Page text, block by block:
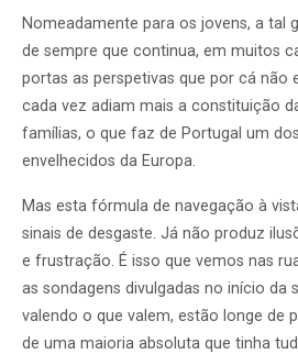
Nomeadamente para os jovens, a tal
de sempre que continua, em muitos
portas as perspetivas que por cá não
cada vez adiam mais a constituição
famílias, o que faz de Portugal um
envelhecidos da Europa.
Mas esta fórmula de navegação à
sinais de desgaste. Já não produz
e frustração. É isso que vemos nas
as sondagens divulgadas no início da
valendo o que valem, estão longe de
de uma maioria absoluta que tinha